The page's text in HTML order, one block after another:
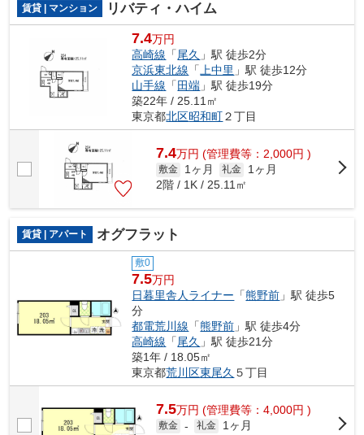
賃貸 | マンション リバティ・ハイム
7.4万円
高崎線 「尾久 」駅 徒歩2分
京浜東北線 「 上中里 」駅 徒歩12分
山手線 「 田端 」駅 徒歩19分
築22年 / 25.11㎡
東京都北区昭和町２丁目
7.4万円 (管理費等：2,000円 )
敷金 1ヶ月 礼金
1ヶ月
2階 / 1K / 25.11㎡
賃貸 | アパート オグフラット
敷0
7.5万円
日暮里舎人ライナー 「熊野前 」駅 徒歩5
分
都電荒川線 「熊野前 」駅 徒歩4分
高崎線 「尾久 」駅 徒歩21分
築1年 / 18.05㎡
東京都荒川区東尾久 ５丁目
7.5万円 (管理費等：4,000円 )
敷金 - 礼金
1ヶ月